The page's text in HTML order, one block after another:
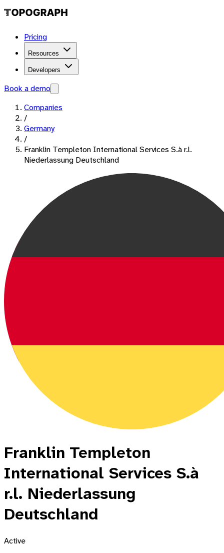
Pricing
Resources
Developers
Book a demo
Companies
/
Germany
/
Franklin Templeton International Services S.à r.l.
Niederlassung Deutschland
Franklin Templeton
International Services S.à
r.l. Niederlassung
Deutschland
Active